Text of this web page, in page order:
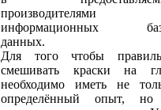
производителями
информационных
данных.
Для того чтобы
смешивать краски на
необходимо иметь не
определённый опыт,